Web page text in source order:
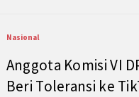
Nasional
Anggota Komisi VI
Beri Toleransi ke